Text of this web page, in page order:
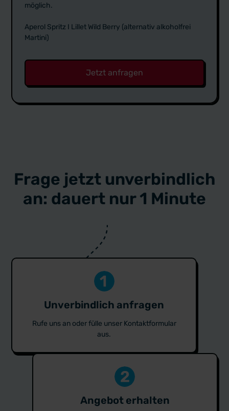
möglich.
Aperol Spritz I Lillet Wild Berry (alternativ alkoholfrei
Martini)
Jetzt anfragen
Frage jetzt unverbindlich
an: dauert nur 1 Minute
Unverbindlich anfragen
Rufe uns an oder fülle unser Kontaktformular
aus.
Angebot erhalten